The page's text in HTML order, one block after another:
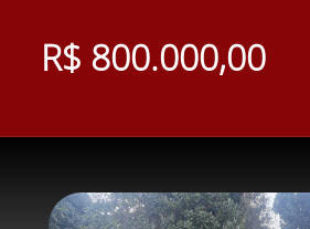
R$ 800.000,00